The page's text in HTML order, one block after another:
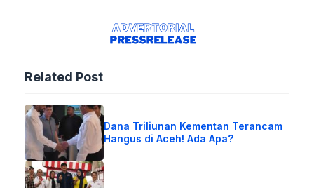
Related Post
Dana Triliunan Kementan Terancam
Hangus di Aceh! Ada Apa?